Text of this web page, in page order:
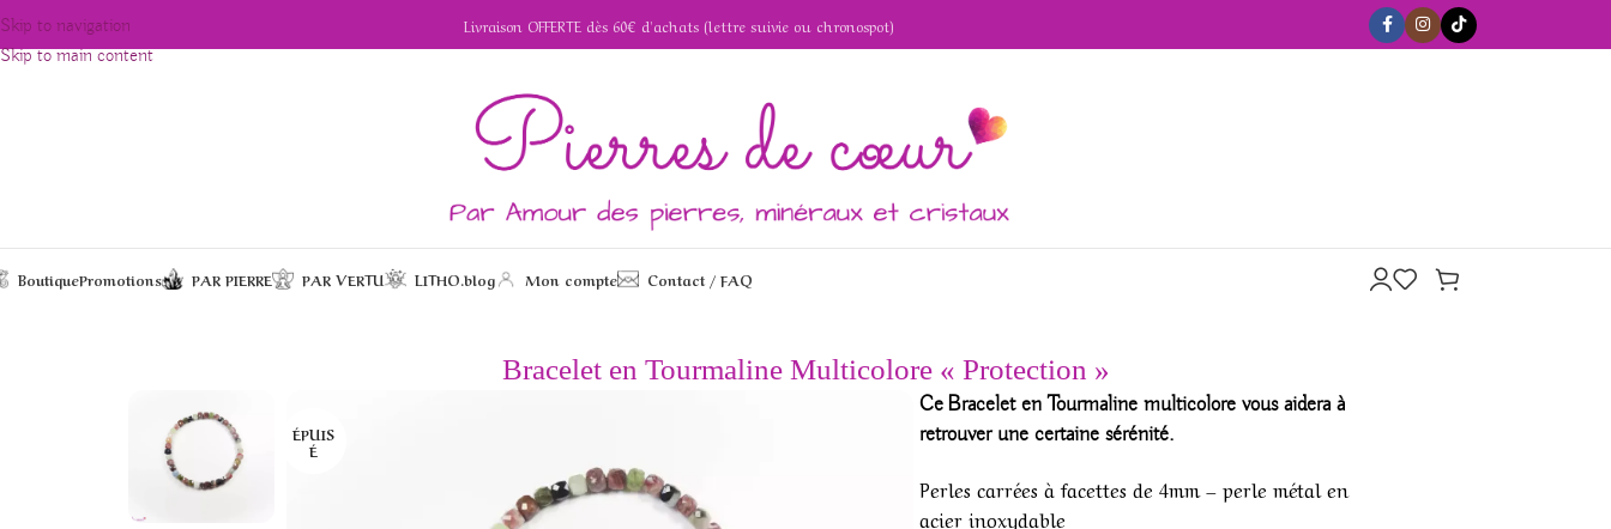
Skip to navigation
Skip to main content
Livraison OFFERTE dès 60€ d'achats (lettre suivie ou chronospot)
BoutiquePromotions PAR PIERRE PAR VERTU LITHO.blog Mon compte Contact / FAQ
Accueil/ Bracelets / Bracelet en Tourmaline Multicolore « Protection »
Bracelet en Tourmaline Multicolore « Protection »
ÉPUIS
É
CeBracelet en Tourmalinemulticolore vous aidera à
retrouver une certaine sérénité.
Perles carrées à facettes de 4mm – perle métal en
acier inoxydable